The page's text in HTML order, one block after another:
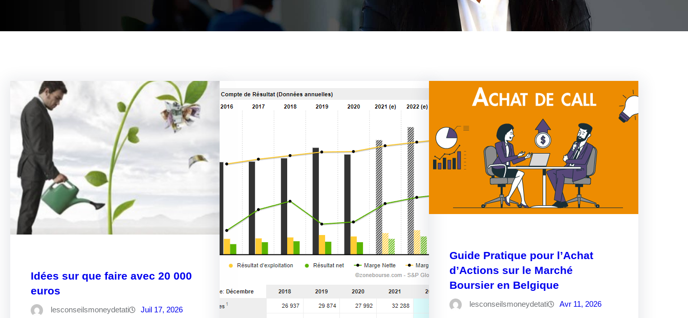
Idées sur que faire avec 20 000
euros
lesconseilsmoneydetati Juil 17, 2026
Guide Pratique pour l’Achat
d’Actions sur le Marché
Boursier en Belgique
lesconseilsmoneydetati Avr 11, 2026